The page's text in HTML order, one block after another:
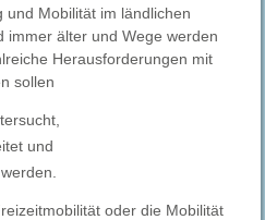
und Mobilität im ländlichen
immer älter und Wege werden
Herausforderungen mit
sollen
und
oder die Mobilität